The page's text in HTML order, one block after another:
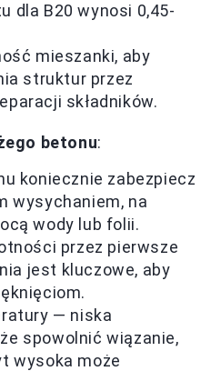
dla B20 wynosi 0,45-
mieszanki, aby
struktur przez
składników.
betonu:
koniecznie zabezpiecz
wysychaniem, na
wody lub folii.
przez pierwsze
jest kluczowe, aby
— niska
spowolnić wiązanie,
wysoka może